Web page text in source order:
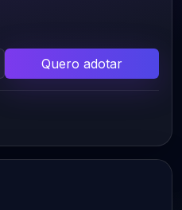
Quero adotar